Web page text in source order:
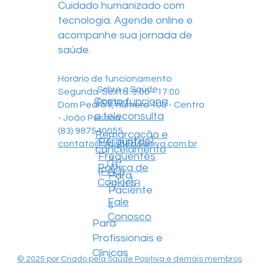
Cuidado humanizado com
tecnologia. Agende online e
acompanhe sua jornada de
saúde.
Horário de funcionamento
Segunda-Sexta: 9:00 - 17:00
Dom Pedro II, número 100 - Centro
- João Pessoa
(83) 987540055
contato@saudepositiva.com.br
© 2025 por Criado pela Saúde Positiva e demais membros
Sobre a Saúde
Positiva
Central
de
ajuda
Para
Paciente
s
Para
Profissionais e
Clínicas
Perguntas
Frequentes
(FAQ)
Como funciona
a teleconsulta
Remarcação e
cancelamento
Política de
Cookies
Fale
Conosco